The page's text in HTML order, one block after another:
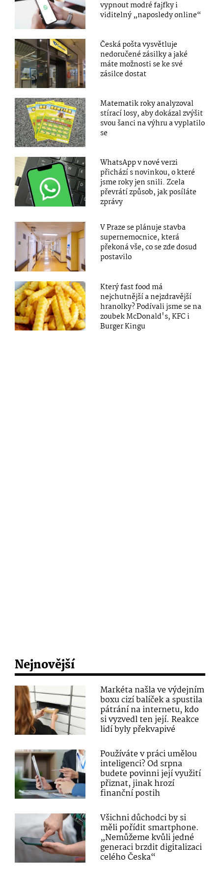
vypnout modré fajfky i
viditelný „naposledy online“
Česká pošta vysvětluje
nedoručené zásilky a jaké
máte možnosti se ke své
zásilce dostat
Matematik roky analyzoval
stírací losy, aby dokázal zvýšit
svou šanci na výhru a vyplatilo
se
WhatsApp v nové verzi
přichází s novinkou, o které
jsme roky jen snili. Zcela
převrátí způsob, jak posíláte
zprávy
V Praze se plánuje stavba
supernemocnice, která
překoná vše, co se zde dosud
postavilo
Který fast food má
nejchutnější a nejzdravější
hranolky? Podívali jsme se na
zoubek McDonald's, KFC i
Burger Kingu
Nejnovější
Markéta našla ve výdejním
boxu cizí balíček a spustila
pátrání na internetu, kdo
si vyzvedl ten její. Reakce
lidí byly překvapivé
Používáte v práci umělou
inteligenci? Od srpna
budete povinni její využití
přiznat, jinak hrozí
finanční postih
Všichni důchodci by si
měli pořídit smartphone.
„Nemůžeme kvůli jedné
generaci brzdit digitalizaci
celého Česka“